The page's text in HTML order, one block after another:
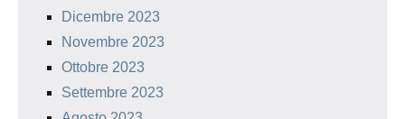
Dicembre 2023
Novembre 2023
Ottobre 2023
Settembre 2023